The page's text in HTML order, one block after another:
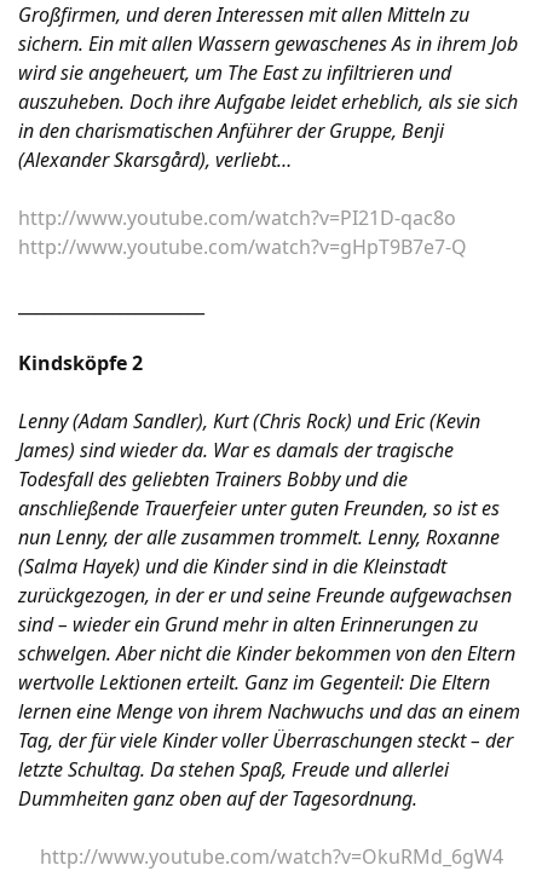
Großfirmen, und deren Interessen mit allen Mitteln zu
sichern. Ein mit allen Wassern gewaschenes As in ihrem Job
wird sie angeheuert, um The East zu infiltrieren und
auszuheben. Doch ihre Aufgabe leidet erheblich, als sie sich
in den charismatischen Anführer der Gruppe, Benji
(Alexander Skarsgård), verliebt…
http://www.youtube.com/watch?v=PI21D-qac8o
http://www.youtube.com/watch?v=gHpT9B7e7-Q
Kindsköpfe 2
Lenny (Adam Sandler), Kurt (Chris Rock) und Eric (Kevin
James) sind wieder da. War es damals der tragische
Todesfall des geliebten Trainers Bobby und die
anschließende Trauerfeier unter guten Freunden, so ist es
nun Lenny, der alle zusammen trommelt. Lenny, Roxanne
(Salma Hayek) und die Kinder sind in die Kleinstadt
zurückgezogen, in der er und seine Freunde aufgewachsen
sind – wieder ein Grund mehr in alten Erinnerungen zu
schwelgen. Aber nicht die Kinder bekommen von den Eltern
wertvolle Lektionen erteilt. Ganz im Gegenteil: Die Eltern
lernen eine Menge von ihrem Nachwuchs und das an einem
Tag, der für viele Kinder voller Überraschungen steckt – der
letzte Schultag. Da stehen Spaß, Freude und allerlei
Dummheiten ganz oben auf der Tagesordnung.
http://www.youtube.com/watch?v=OkuRMd_6gW4